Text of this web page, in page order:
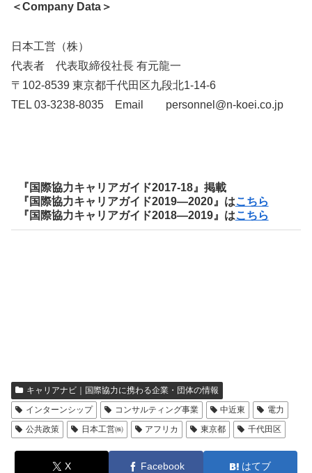
＜Company Data＞
日本工営（株）
代表者 代表取締役社長 有元龍一
〒102-8539 東京都千代田区九段北1-14-6
TEL 03-3238-8035 Email personnel@n-koei.co.jp
『国際協力キャリアガイド2017-18』掲載
『国際協力キャリアガイド2019―2020』はこちら
『国際協力キャリアガイド2018―2019』はこちら
キャリアナビ｜国際協力に携わる企業・団体の情報
インターンシップ
コンサルティング事業 中近東
電力
公共政策
日本工営㈱ アフリカ 東京都 千代田区
X Facebook はてブ